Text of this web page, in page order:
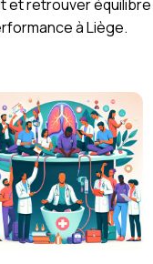
et retrouver
à Liège.